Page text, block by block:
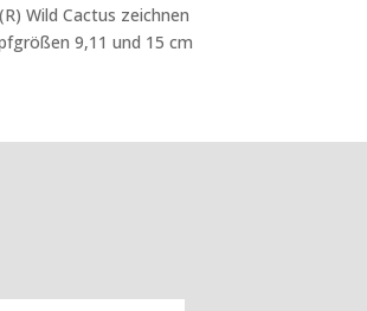
Wild Cactus zeichnen
9,11 und 15 cm